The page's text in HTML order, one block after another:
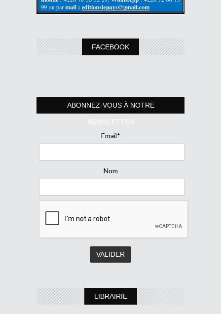
FACEBOOK
ABONNEZ-VOUS À NOTRE
NEWSLETTER
Email*
Nom
LIBRAIRIE